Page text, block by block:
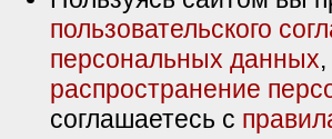
пользовательского
персональных данных
распространение
соглашаетесь с